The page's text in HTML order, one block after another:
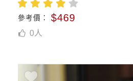
參考價： $469
0人